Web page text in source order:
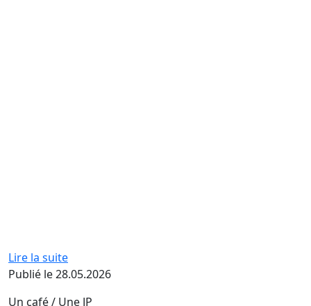
Lire la suite
Publié le 28.05.2026
Un café / Une JP